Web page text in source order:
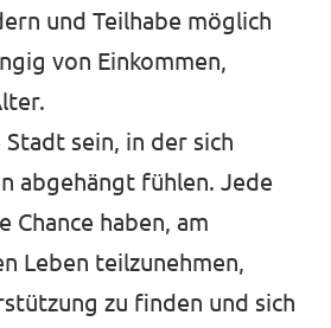
und Teilhabe möglich
von Einkommen,
Stadt sein, in der sich
abgehängt fühlen. Jede
Chance haben, am
Leben teilzunehmen,
zu finden und sich